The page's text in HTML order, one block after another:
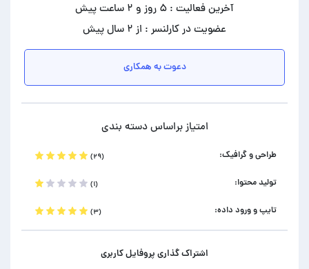
آخرین فعالیت : ۵ روز و ۲ ساعت پیش
عضویت در کارلنسر : از ۲ سال پیش
دعوت به همکاری
امتیاز براساس دسته بندی
طراحی و گرافیک: (۲۹)
تولید محتوا: (۱)
تایپ و ورود داده: (۳)
اشتراک گذاری پروفایل کاربری